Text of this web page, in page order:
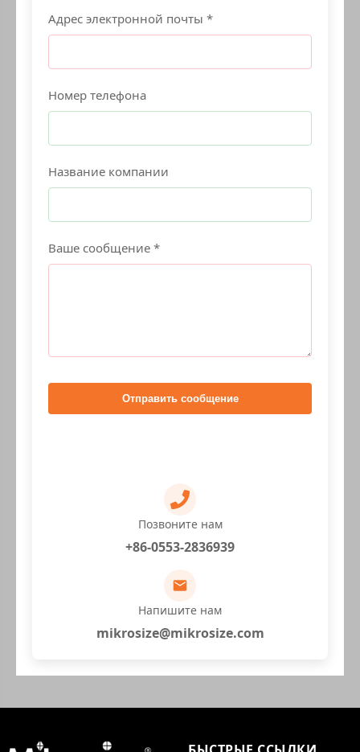
Адрес электронной почты *
Номер телефона
Название компании
Ваше сообщение *
Отправить сообщение
Позвоните нам
+86-0553-2836939
Напишите нам
mikrosize@mikrosize.com